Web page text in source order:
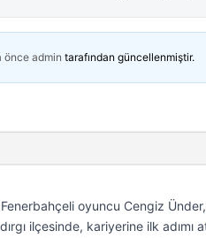
önceadmin tarafından güncellenmiştir.
oyuncu Cengiz
ilçesinde, kariyerine ilk adımı